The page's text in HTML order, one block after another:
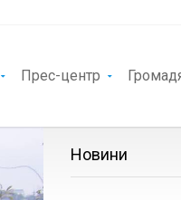
Прес-центр
Новини